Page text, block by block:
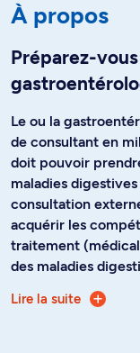
À propos
Préparez-
Le ou la
de consultant en
doit pouvoir
maladies
consultation
acquérir les
traitement
des maladies
Ce programme de
Lire la suite